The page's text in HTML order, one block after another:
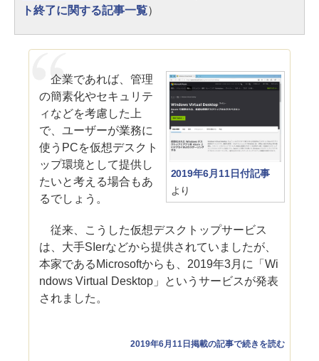
ト終了に関する記事一覧）
2019年6月11日付記事
より
企業であれば、管理
の簡素化やセキュリテ
ィなどを考慮した上
で、ユーザーが業務に
使うPCを仮想デスクト
ップ環境として提供し
たいと考える場合もあ
るでしょう。
従来、こうした仮想デスクトップサービス
は、大手SIerなどから提供されていましたが、
本家であるMicrosoftからも、2019年3月に「Wi
ndows Virtual Desktop」というサービスが発表
されました。
2019年6月11日掲載の記事で続きを読む